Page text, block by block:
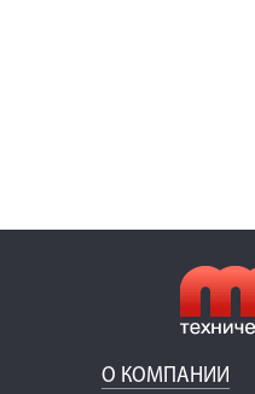
О КОМПАНИИ